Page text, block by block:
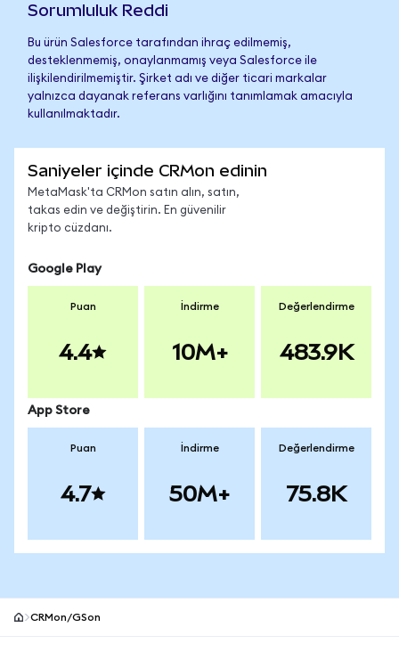
Sorumluluk Reddi
Bu ürün Salesforce tarafından ihraç edilmemiş,
desteklenmemiş, onaylanmamış veya Salesforce ile
ilişkilendirilmemiştir. Şirket adı ve diğer ticari markalar
yalnızca dayanak referans varlığını tanımlamak amacıyla
kullanılmaktadır.
Saniyeler içinde CRMon edinin
MetaMask'ta CRMon satın alın, satın,
takas edin ve değiştirin. En güvenilir
kripto cüzdanı.
Google Play
Puan
4.4
İndirme
10M+
Değerlendirme
483.9K
App Store
Puan
4.7
İndirme
50M+
Değerlendirme
75.8K
CRMon/GSon